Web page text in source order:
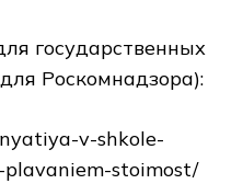
государственных
Роскомнадзора):
v-shkole-
stoimost/